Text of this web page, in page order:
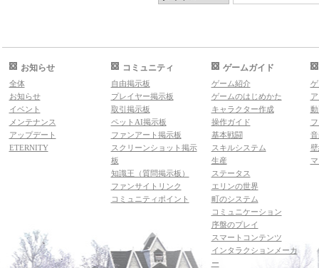
お知らせ
全体
お知らせ
イベント
メンテナンス
アップデート
ETERNITY
コミュニティ
自由掲示板
プレイヤー掲示板
取引掲示板
ペットAI掲示板
ファンアート掲示板
スクリーンショット掲示
板
知識王（質問掲示板）
ファンサイトリンク
コミュニティポイント
ゲームガイド
ゲーム紹介
ゲームのはじめかた
キャラクター作成
操作ガイド
基本戦闘
スキルシステム
生産
ステータス
エリンの世界
町のシステム
コミュニケーション
序盤のプレイ
スマートコンテンツ
インタラクションメーカ
ー